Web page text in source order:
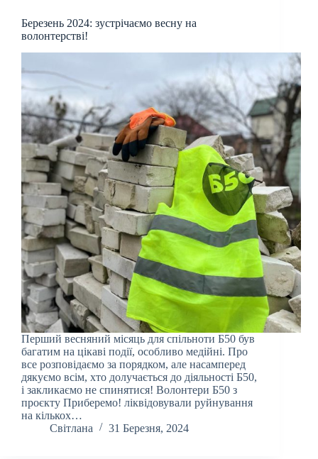
Березень 2024: зустрічаємо весну на
волонтерстві!
Перший весняний місяць для спільноти Б50 був
багатим на цікаві події, особливо медійні. Про
все розповідаємо за порядком, але насамперед
дякуємо всім, хто долучається до діяльності Б50,
і закликаємо не спинятися! Волонтери Б50 з
проєкту Приберемо! ліквідовували руйнування
на кількох…
Світлана
31 Березня, 2024